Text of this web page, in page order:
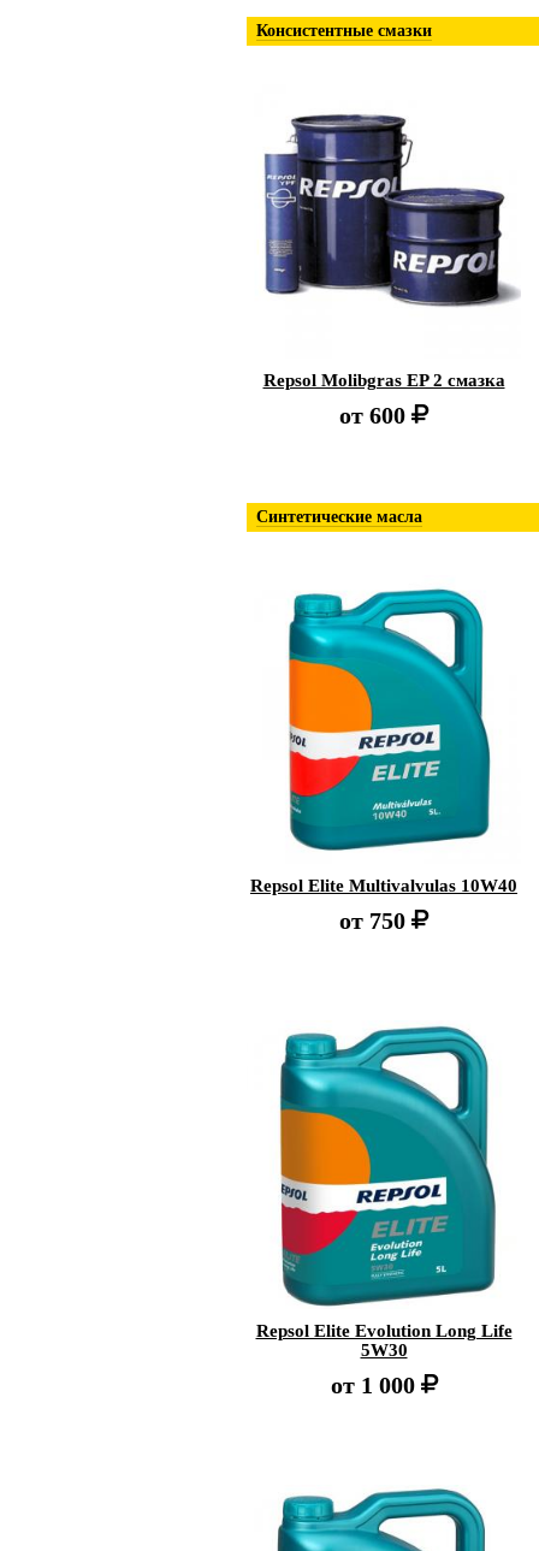
Консистентные смазки
Repsol Molibgras EP 2 смазка
от 600
Синтетические масла
Repsol Elite Multivalvulas 10W40
от 750
Repsol Elite Evolution Long Life
5W30
от 1 000